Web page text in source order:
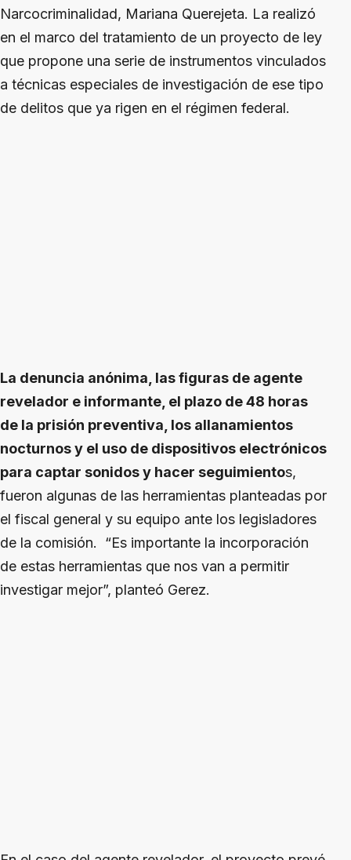
Narcocriminalidad, Mariana Querejeta. La realizó
en el marco del tratamiento de un proyecto de ley
que propone una serie de instrumentos vinculados
a técnicas especiales de investigación de ese tipo
de delitos que ya rigen en el régimen federal.
La denuncia anónima, las figuras de agente
revelador e informante, el plazo de 48 horas
de la prisión preventiva, los allanamientos
nocturnos y el uso de dispositivos electrónicos
para captar sonidos y hacer seguimientos,
fueron algunas de las herramientas planteadas por
el fiscal general y su equipo ante los legisladores
de la comisión. “Es importante la incorporación
de estas herramientas que nos van a permitir
investigar mejor”, planteó Gerez.